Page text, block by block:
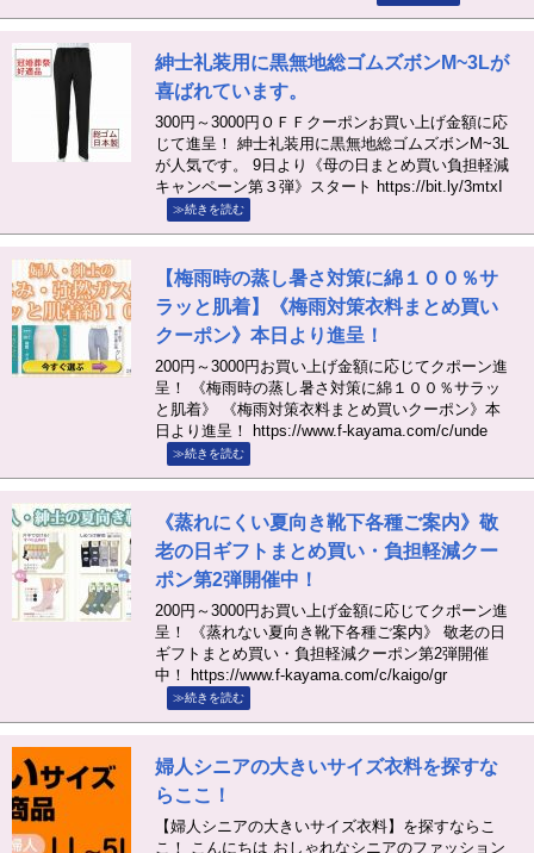
紳士礼装用に黒無地総ゴムズボンM~3Lが
喜ばれています。
300円～3000円ＯＦＦクーポンお買い上げ金額に応
じて進呈！ 紳士礼装用に黒無地総ゴムズボンM~3L
が人気です。 9日より《母の日まとめ買い負担軽減
キャンペーン第３弾》スタート https://bit.ly/3mtxI
≫続きを読む
【梅雨時の蒸し暑さ対策に綿１００％サ
ラッと肌着】《梅雨対策衣料まとめ買い
クーポン》本日より進呈！
200円～3000円お買い上げ金額に応じてクポーン進
呈！ 《梅雨時の蒸し暑さ対策に綿１００％サラッ
と肌着》 《梅雨対策衣料まとめ買いクーポン》本
日より進呈！ https://www.f-kayama.com/c/unde
≫続きを読む
《蒸れにくい夏向き靴下各種ご案内》敬
老の日ギフトまとめ買い・負担軽減クー
ポン第2弾開催中！
200円～3000円お買い上げ金額に応じてクポーン進
呈！ 《蒸れない夏向き靴下各種ご案内》 敬老の日
ギフトまとめ買い・負担軽減クーポン第2弾開催
中！ https://www.f-kayama.com/c/kaigo/gr
≫続きを読む
婦人シニアの大きいサイズ衣料を探すな
らここ！
【婦人シニアの大きいサイズ衣料】を探すならこ
こ！ こんにちは おしゃれなシニアのファッション